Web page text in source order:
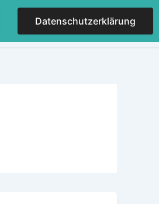
IMPRESSUMDatenschutzerklärung